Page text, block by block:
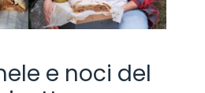
e noci del